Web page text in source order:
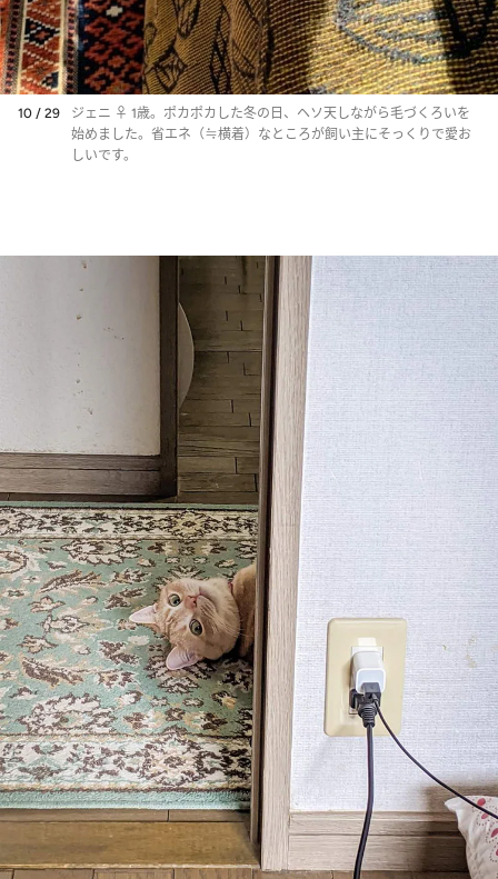
10 / 29
ジェニ ♀ 1歳。ポカポカした冬の日、ヘソ天しながら毛づくろいを
始めました。省エネ（≒横着）なところが飼い主にそっくりで愛お
しいです。